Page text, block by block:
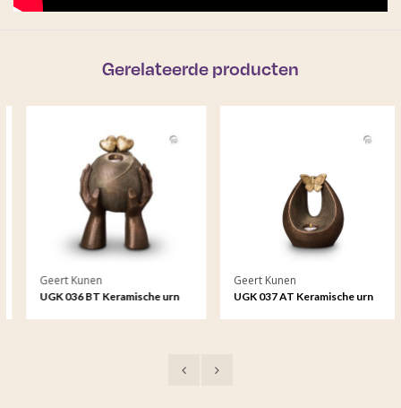
Gerelateerde producten
Geert Kunen
UGK 036 BT Keramische urn
Geert Kunen
UGK 037 AT Keramische urn